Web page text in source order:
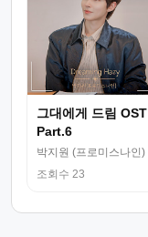
그대에게 드림 OST
Part.6
박지원 (프로미스나인)
조회수 23